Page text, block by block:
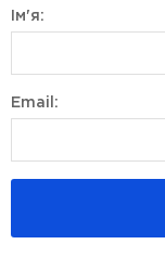
Ім'я:
Email: